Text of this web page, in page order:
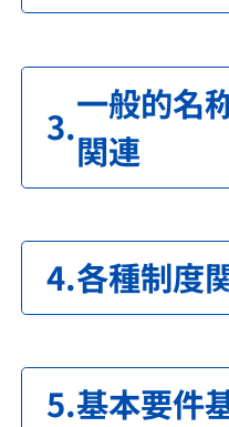
一般的名
関連
各種制度
基本要件